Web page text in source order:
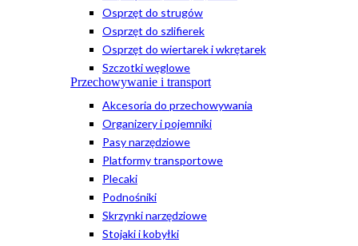
Osprzęt do strugów
Osprzęt do szlifierek
Osprzęt do wiertarek i wkrętarek
Szczotki węglowe
Przechowywanie i transport
Akcesoria do przechowywania
Organizery i pojemniki
Pasy narzędziowe
Platformy transportowe
Plecaki
Podnośniki
Skrzynki narzędziowe
Stojaki i kobyłki